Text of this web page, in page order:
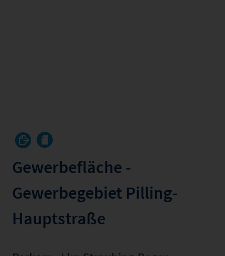
Gewerbefläche -
Gewerbegebiet Pilling-
Hauptstraße